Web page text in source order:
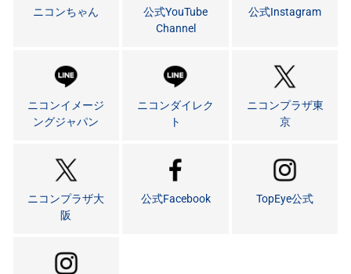
ニコンちゃん
公式YouTube
Channel
公式Instagram
ニコンイメージ
ングジャパン
ニコンダイレク
ト
ニコンプラザ東
京
ニコンプラザ大
阪
公式Facebook TopEye公式